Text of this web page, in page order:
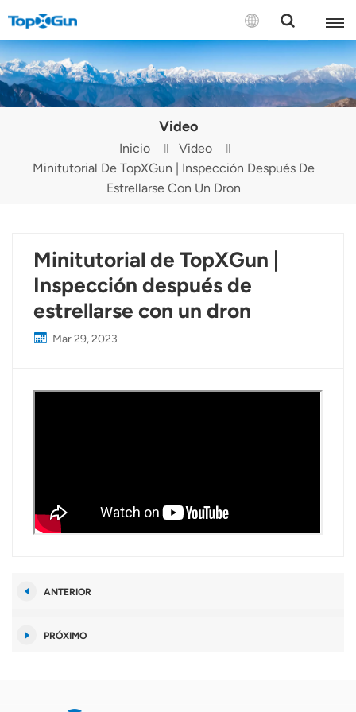
CONTÁCTENOS
English
Русский
Türkçe
Tiếng Việt
Video
Inicio
Video
Minitutorial De TopXGun | Inspección Después De
Estrellarse Con Un Dron
Minitutorial de TopXGun |
Inspección después de
estrellarse con un dron
Mar 29, 2023
ANTERIOR
PRÓXIMO